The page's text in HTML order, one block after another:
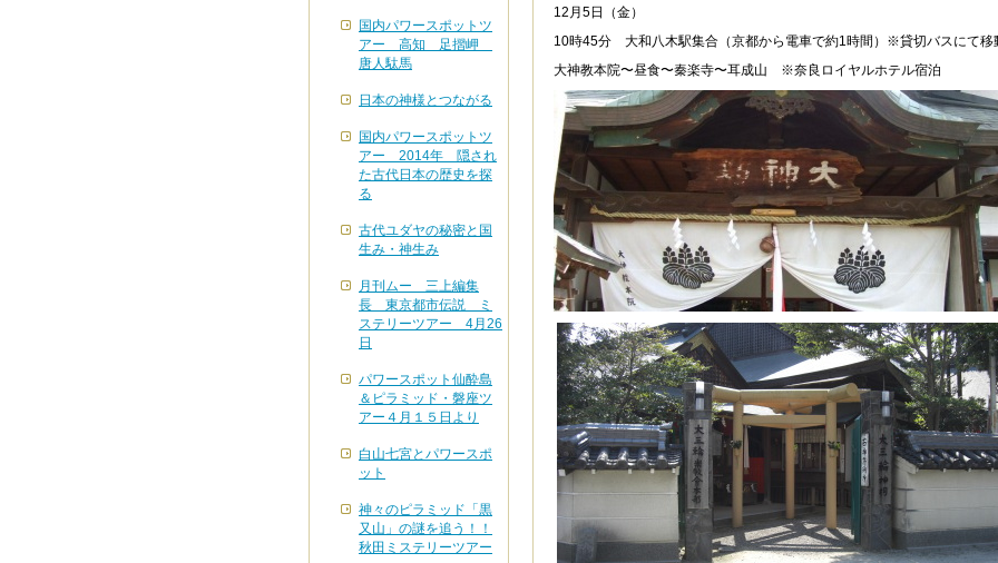
12 月 5日（金）
10時45分 大和八木駅集合（京都から電車で約1時間）※貸切バスにて移
大神教本院〜昼食〜秦楽寺〜耳成山 ※奈良ロイヤルホテル宿泊
国内パワースポットツ
アー 高知 足摺岬
唐人駄馬
日本の神様とつながる
国内パワースポットツ
アー 2014年 隠され
た古代日本の歴史を探
る
古代ユダヤの秘密と国
生み・神生み
月刊ムー 三上編集
長 東京都市伝説 ミ
ステリーツアー 4月26
日
パワースポット仙酔島
＆ピラミッド・磐座ツ
アー４月１５日より
白山七宮とパワースポ
ット
神々のピラミッド「黒
又山」の謎を追う！！
秋田ミステリーツアー